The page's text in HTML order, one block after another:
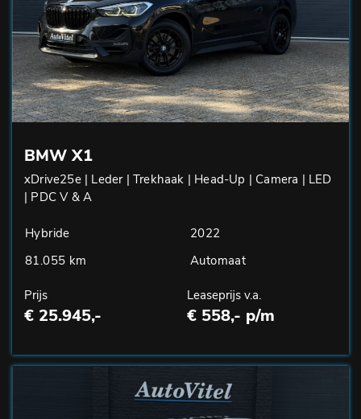
BMW X1
xDrive25e | Leder | Trekhaak | Head-Up | Camera | LED
| PDC V & A
Hybride
2022
81.055 km
Automaat
Prijs
€ 25.945,-
Leaseprijs v.a.
€ 558,- p/m